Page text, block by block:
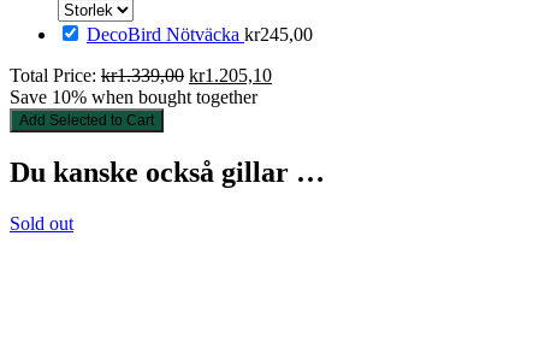
DecoBird Nötväcka kr245,00
Total Price: kr1.339,00 Det
ursprungliga
kr1.339,00.
kr1.205,10Det
Save 10% when bought together
Add Selected to Cart
Du kanske också gillar …
Sold out